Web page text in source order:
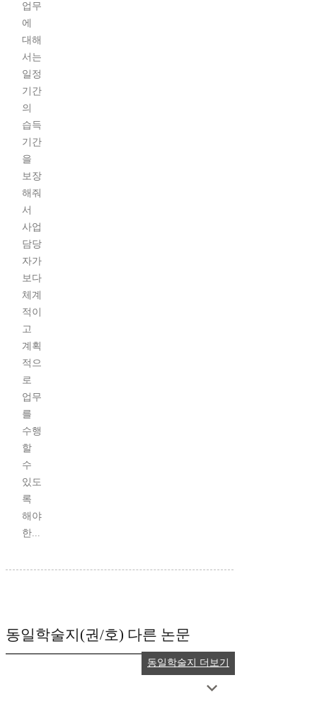
업무
에
대해
서는
일정
기간
의
습득
기간
을
보장
해줘
서
사업
담당
자가
보다
체계
적이
고
계획
적으
로
업무
를
수행
할
수
있도
록
해야
한...
동일학술지(권/호) 다른 논문
동일학술지 더보기